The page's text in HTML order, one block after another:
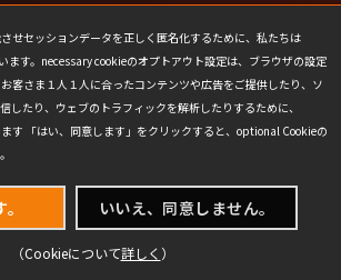
せセッションデータを正しく匿名化するために、私たちは
ます。necessary cookieのオプトアウト設定は、ブラウザの設定
客さま１人１人に合ったコンテンツや広告をご提供したり、ソ
したり、ウェブのトラフィックを解析したりするために、
す 「はい、同意します」をクリックすると、optional Cookieの
いいえ、同意しません。
（Cookieについて詳しく ）
ポリシー
個人情報の販売や共有を許可し
ない
プレスリリース
お問い合わせ